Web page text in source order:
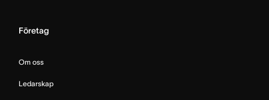
Företag
Om oss
Ledarskap